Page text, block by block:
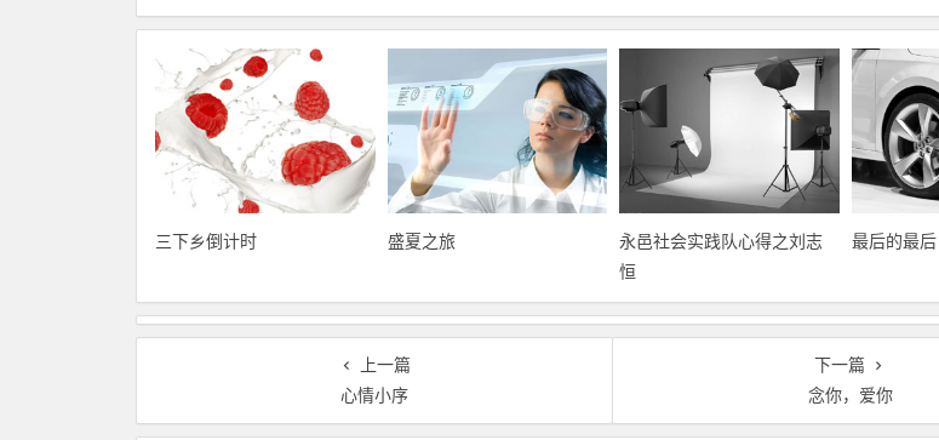
三下乡倒计时 盛夏之旅
永邑社会实践队心得之刘志
恒
最后的最后
上一篇
心情小序
下一篇
念你，爱你